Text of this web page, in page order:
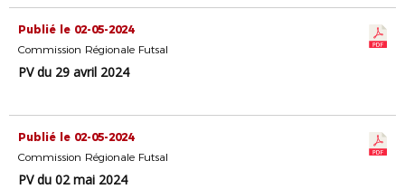
Publié le 02-05-2024
Commission Régionale Futsal
PV du 29 avril 2024
Publié le 02-05-2024
Commission Régionale Futsal
PV du 02 mai 2024